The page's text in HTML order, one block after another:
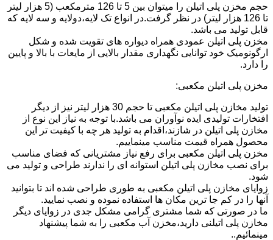
حجم مخزن پلی اتیلن را میتوان بین 5 تا 126 مترمکعب (5 هزار لیتر
تا 126 هزار لیتر) در نظر گرفت.در انواع تک لایه،دولایه و سه لایه که
قابل تولید می باشد.
مخزن پلی اتیلن عمودی همراه دیواره های تقویت شده و شکل
ارگونومیک خود توانایی نگهداری مقدار بالایی از مایعات با بالا و پایین
را دارد.
مخزن پلی اتیلن مکعبی:
تولید مخازن پلی اتیلن مکعبی تا حجم 30 هزار لیتر نیز از دیگر
افتخارات تولیدی ایده نوآوران می باشد.با توجه به نیاز این نوع از
مخازن پلی اتیلن در شازند،اقدام به تولید هر چه با کیفیت تر این
محصول همراه قیمت مناسب مینماییم.
مخزن پلی اتیلن مکعبی برای رفع نیاز مشتریانی که فضای مناسب
برای نصب مخازن پلی اتیلن استوانه ای را ندارند طراحی و تولید می
شود.
زوایای مخازن پلی اتیلن مکعبی به طوری طراحی شده اند تا بتوانید
آنها را در کم جا ترین مکان ها استفاده نموده و نصب نمایید.
ما در صورتی که شما مشتری گرامی مشکل جدی در زوایای دیگر
مخازن پلی اتیلنی دارید،مخزن آب مکعبی را به شما پیشنهاد
مینمائیم..